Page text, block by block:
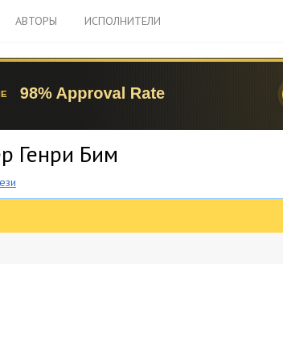
АВТОРЫ ИСПОЛНИТЕЛИ
Генри Бим